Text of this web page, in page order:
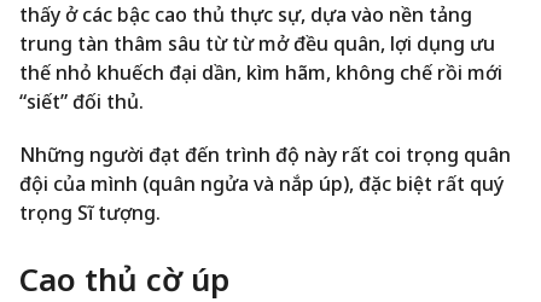
thấy ở các bậc cao thủ thực sự, dựa vào nền tảng
trung tàn thâm sâu từ từ mở đều quân, lợi dụng ưu
thế nhỏ khuếch đại dần, kìm hãm, không chế rồi mới
“siết” đối thủ.
Những người đạt đến trình độ này rất coi trọng quân
đội của mình (quân ngửa và nắp úp), đặc biệt rất quý
trọng Sĩ tượng.
Cao thủ cờ úp